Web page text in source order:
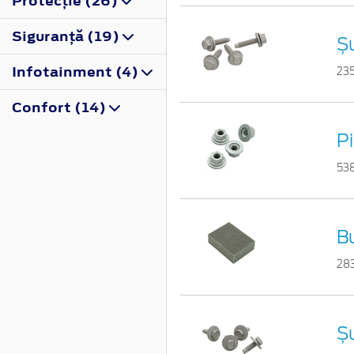
Siguranţă (19)
Infotainment (4)
Confort (14)